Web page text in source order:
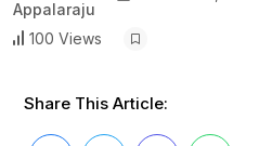
Appalaraju
100 Views
Share This Article: